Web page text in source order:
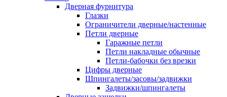
Дверная фурнитура
Глазки
Ограничители дверные/настенные
Петли дверные
Гаражные петли
Петли накладные обычные
Петли-бабочки без врезки
Цифры дверные
Шпингалеты/засовы/задвижки
Задвижки/шпингалеты